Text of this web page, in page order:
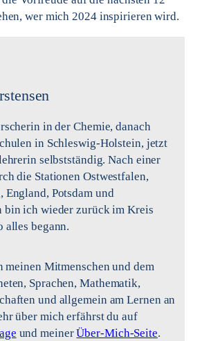
wer mich 2024 inspirieren wird.
in der Chemie, danach
in Schleswig-Holstein, jetzt
selbstständig. Nach einer
die Stationen Ostwestfalen,
England, Potsdam und
bin ich wieder zurück im Kreis
alles begann.
meinen Mitmenschen und dem
Sprachen, Mathematik,
und allgemein am Lernen an
über mich erfährst du auf
und meinerÜber-Mich-Seite.